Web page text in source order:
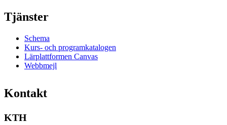
Tjänster
Schema
Kurs- och programkatalogen
Lärplattformen Canvas
Webbmejl
Kontakt
KTH